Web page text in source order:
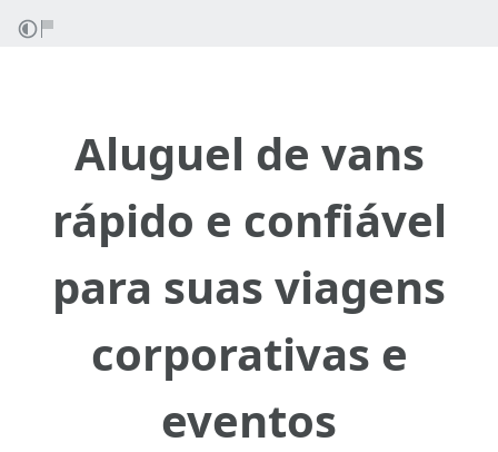
Aluguel de vans
rápido e confiável
para suas viagens
corporativas e
eventos